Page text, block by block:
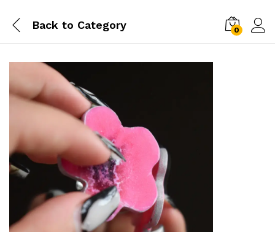
Back to Category 0